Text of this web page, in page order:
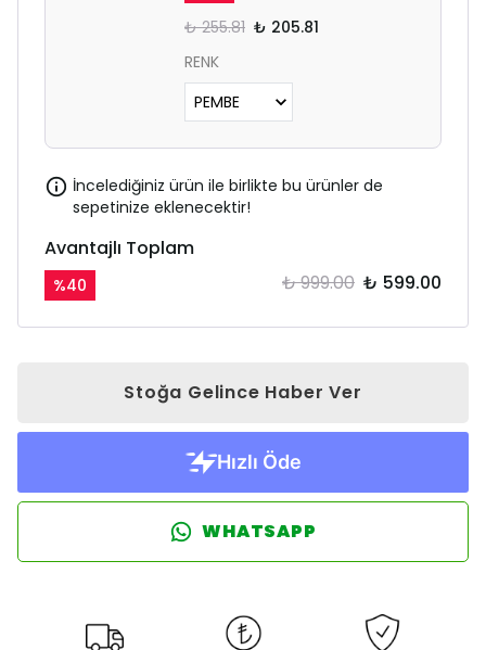
₺ 255.81 ₺ 205.81
RENK
İncelediğiniz ürün ile birlikte bu ürünler de
sepetinize eklenecektir!
Avantajlı Toplam
%40 ₺ 999.00 ₺ 599.00
Stoğa Gelince Haber Ver
WHATSAPP